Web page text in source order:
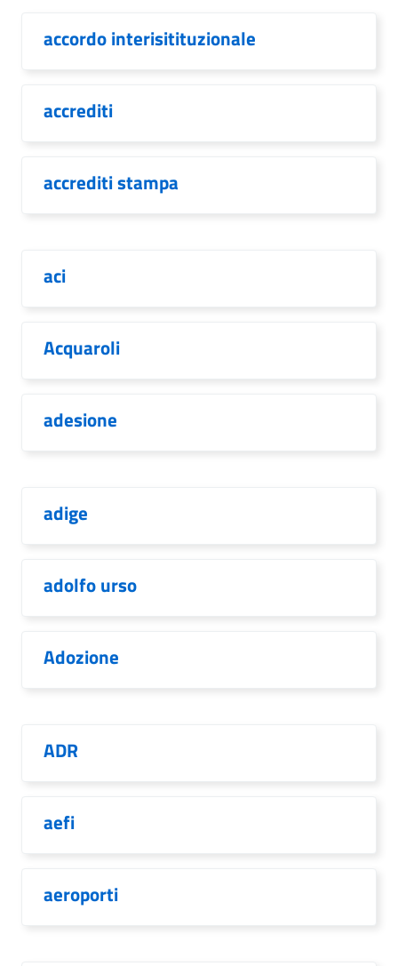
accordo interisitituzionale
accrediti
accrediti stampa
aci
Acquaroli
adesione
adige
adolfo urso
Adozione
ADR
aefi
aeroporti